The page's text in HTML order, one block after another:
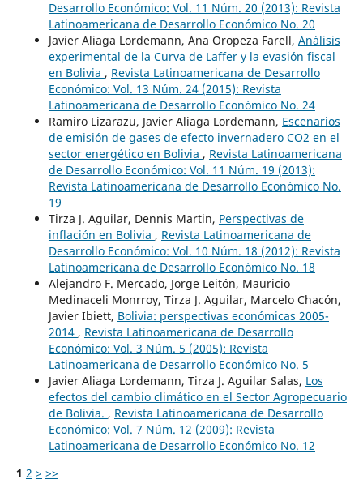
Desarrollo Económico: Vol. 11 Núm. 20 (2013): Revista
Latinoamericana de Desarrollo Económico No. 20
Javier Aliaga Lordemann, Ana Oropeza Farell, Análisis
experimental de la Curva de Laffer y la evasión fiscal
en Bolivia , Revista Latinoamericana de Desarrollo
Económico: Vol. 13 Núm. 24 (2015): Revista
Latinoamericana de Desarrollo Económico No. 24
Ramiro Lizarazu, Javier Aliaga Lordemann, Escenarios
de emisión de gases de efecto invernadero CO2 en el
sector energético en Bolivia , Revista Latinoamericana
de Desarrollo Económico: Vol. 11 Núm. 19 (2013):
Revista Latinoamericana de Desarrollo Económico No.
19
Tirza J. Aguilar, Dennis Martin, Perspectivas de
inflación en Bolivia , Revista Latinoamericana de
Desarrollo Económico: Vol. 10 Núm. 18 (2012): Revista
Latinoamericana de Desarrollo Económico No. 18
Alejandro F. Mercado, Jorge Leitón, Mauricio
Medinaceli Monrroy, Tirza J. Aguilar, Marcelo Chacón,
Javier Ibiett, Bolivia: perspectivas económicas 2005-
2014 , Revista Latinoamericana de Desarrollo
Económico: Vol. 3 Núm. 5 (2005): Revista
Latinoamericana de Desarrollo Económico No. 5
Javier Aliaga Lordemann, Tirza J. Aguilar Salas, Los
efectos del cambio climático en el Sector Agropecuario
de Bolivia. , Revista Latinoamericana de Desarrollo
Económico: Vol. 7 Núm. 12 (2009): Revista
Latinoamericana de Desarrollo Económico No. 12
1 2 > >>